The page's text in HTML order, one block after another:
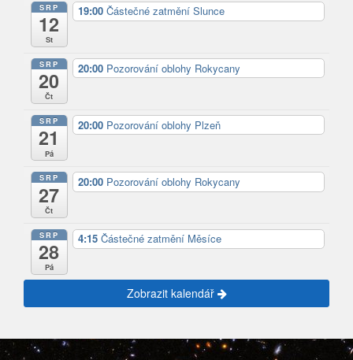
SRP
12
St
19:00 Částečné zatmění Slunce
SRP
20
Čt
20:00 Pozorování oblohy Rokycany
SRP
21
Pá
20:00 Pozorování oblohy Plzeň
SRP
27
Čt
20:00 Pozorování oblohy Rokycany
SRP
28
Pá
4:15 Částečné zatmění Měsíce
Zobrazit kalendář